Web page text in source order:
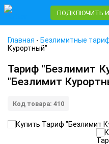
ПОДКЛЮЧИТЬ
Главная - Безлимитные
Курортный"
Тариф "Безлимит
"Безлимит
Код товара: 410